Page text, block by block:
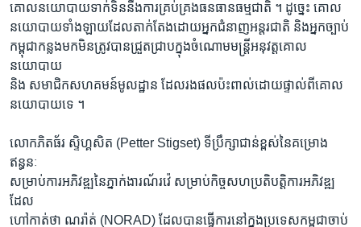
គោលនយោបាយទាក់ទិននឹងការគ្រប់គ្រងធនធានធម្មជាតិ ។ ដូច្នេះ គោល
នយោបាយទាំងឡាយដែលតាក់តែងដោយអ្នកជំនាញអន្តរជាតិ និងអ្នកច្បាប់
កម្ពុជាកន្លងមកមិនត្រូវបានជ្រួតជ្រាបក្នុងចំណោមមន្ត្រីអនុវត្តគោល
នយោបាយ
និង សមាជិកសហគមន៍មូលដ្ឋាន ដែលរងផលប៉ះពាល់ដោយផ្ទាល់ពីគោល
នយោបាយទេ ។
លោកភិតធ័រ ស្ទិហ្គសិត (Petter Stigset) ទីប្រឹក្សាជាន់ខ្ពស់នៃគម្រោង
ឥន្ធនៈ
សមា្រប់ការអភិវឌ្ឍនៃភ្នាក់ងារណ័រវ៉េ សម្រាប់កិច្ចសហប្រតិបត្តិការអភិវឌ្ឍ
ដែល
ហៅកាត់ថា ណរ៉ាត់ (NORAD) ដែលបានធ្វើការនៅក្នុងប្រទេសកម្ពុជាចាប់